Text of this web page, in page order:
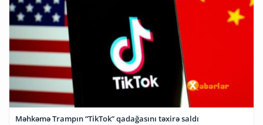
Məhkəmə Trampın “TikTok” qadağasını təxirə saldı